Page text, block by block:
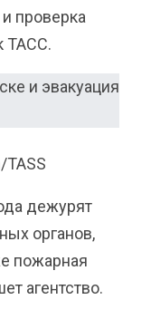
проверка
ТАСС.
TASS
дежурят
органов,
пожарная
агентство.